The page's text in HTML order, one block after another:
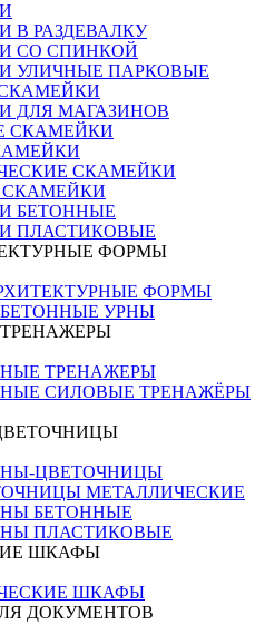
В РАЗДЕВАЛКУ
СО СПИНКОЙ
УЛИЧНЫЕ ПАРКОВЫЕ
ДЛЯ МАГАЗИНОВ
СКАМЕЙКИ
СКАМЕЙКИ
БЕТОННЫЕ
ПЛАСТИКОВЫЕ
ФОРМЫ
ФОРМЫ
УРНЫ
ТРЕНАЖЕРЫ
СИЛОВЫЕ ТРЕНАЖЁРЫ
ЦВЕТОЧНИЦЫ
МЕТАЛЛИЧЕСКИЕ
БЕТОННЫЕ
ПЛАСТИКОВЫЕ
ШКАФЫ
ШКАФЫ
ДОКУМЕНТОВ